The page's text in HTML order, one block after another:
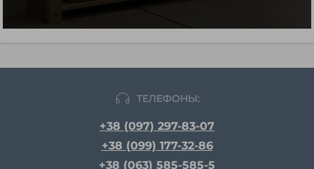
ТЕЛЕФОНЫ:
+38 (097) 297-83-07
+38 (099) 177-32-86
+38 (063) 585-585-5